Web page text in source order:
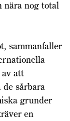
nära nog total
sammanfaller
att
sårbara
grunder
en